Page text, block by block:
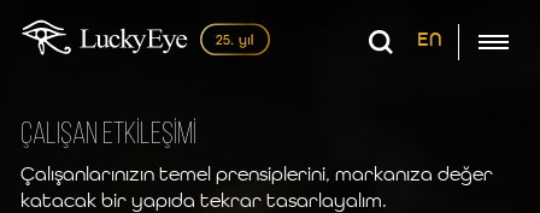
EN
ÇALIŞAN ETKİLEŞİMİ
Çalışanlarınızın temel prensiplerini, markanıza değer
katacak bir yapıda tekrar tasarlayalım.